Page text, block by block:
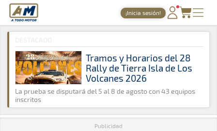
A Todo Motor · Revista del motor desde 1999
¡Inicia sesión!
PORTADA
TIEMPOS ONLINE
NOTICIAS
AGENDA
GALERÍAS
A Todo Motor » Agenda » 2019 » Agosto
Tramos y Horarios del 28
Rally de Tierra Isla de Los
Volcanes 2026
La prueba se disputará del 5 al 8 de agosto con 43 equipos
inscritos
Publicidad